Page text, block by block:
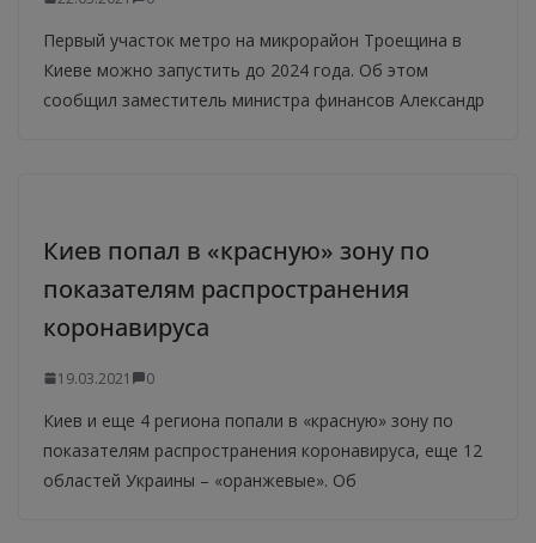
Первый участок метро на микрорайон Троещина в
Киеве можно запустить до 2024 года. Об этом
сообщил заместитель министра финансов Александр
Киев попал в «красную» зону по
показателям распространения
коронавируса
19.03.2021 0
Киев и еще 4 региона попали в «красную» зону по
показателям распространения коронавируса, еще 12
областей Украины – «оранжевые». Об